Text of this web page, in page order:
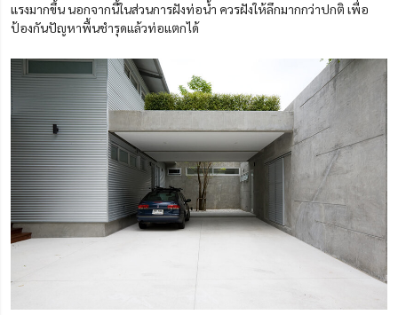
แรงมากขึ้น นอกจากนี้ในส่วนการฝังท่อน้ำ ควรฝังให้ลึกมากกว่าปกติ เพื่อ
ป้องกันปัญหาพื้นชำรุดแล้วท่อแตกได้